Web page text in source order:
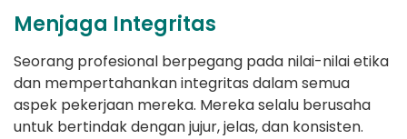
Menjaga Integritas
Seorang profesional berpegang pada nilai-nilai etika
dan mempertahankan integritas dalam semua
aspek pekerjaan mereka. Mereka selalu berusaha
untuk bertindak dengan jujur, jelas, dan konsisten.